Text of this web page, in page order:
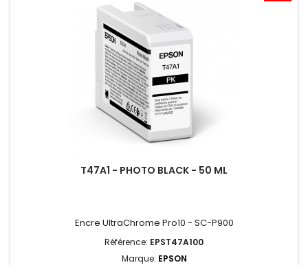
T47A1 - PHOTO BLACK - 50 ML
Encre UltraChrome Pro10 - SC-P900
Référence: EPST47A100
Marque: EPSON